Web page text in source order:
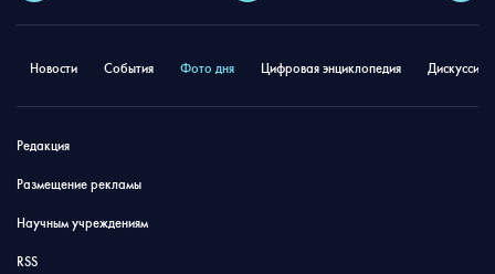
Новости События Фото дня Цифровая энциклопедия
Редакция
Размещение рекламы
Научным учреждениям
RSS